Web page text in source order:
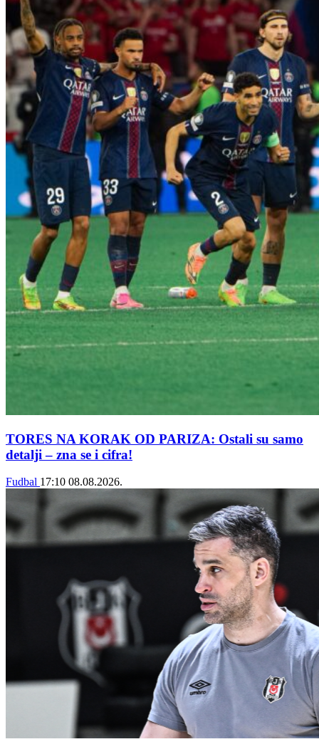
TORES NA KORAK OD PARIZA: Ostali su samo
detalji – zna se i cifra!
Fudbal 17:10 08.08.2026.